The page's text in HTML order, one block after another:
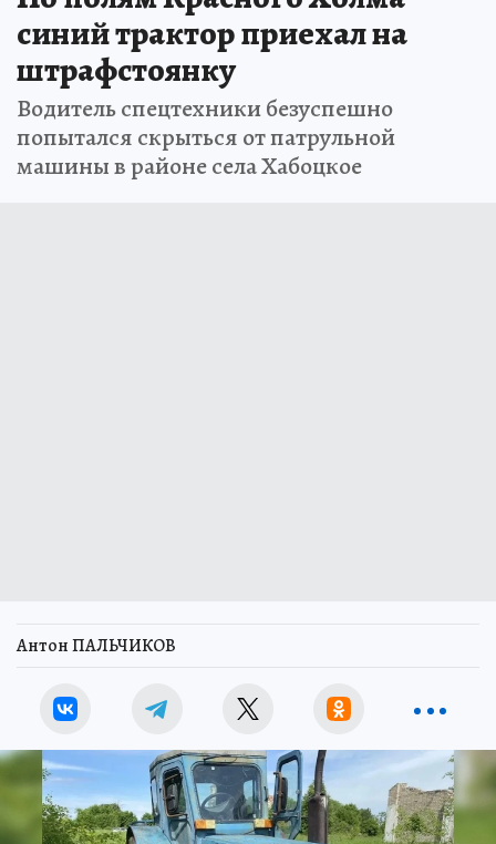
синий трактор приехал на
штрафстоянку
Водитель спецтехники безуспешно
попытался скрыться от патрульной
машины в районе села Хабоцкое
Антон ПАЛЬЧИКОВ